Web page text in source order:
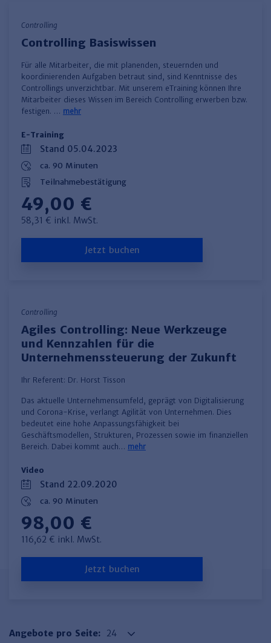
Controlling
Controlling Basiswissen
Für alle Mitarbeiter, die mit planenden, steuernden und
koordinierenden Aufgaben betraut sind, sind Kenntnisse des
Controllings unverzichtbar. Mit unserem eTraining können Ihre
Mitarbeiter dieses Wissen im Bereich Controlling erwerben bzw.
festigen. … mehr
E-Training
Stand 05.04.2023
ca. 90 Minuten
Teilnahmebestätigung
49,00 €
58,31 € inkl. MwSt.
Jetzt buchen
Controlling
Agiles Controlling: Neue Werkzeuge
und Kennzahlen für die
Unternehmenssteuerung der Zukunft
Ihr Referent: Dr. Horst Tisson
Das aktuelle Unternehmensumfeld, geprägt von Digitalisierung
und Corona-Krise, verlangt Agilität von Unternehmen. Dies
bedeutet eine hohe Anpassungsfähigkeit bei
Geschäftsmodellen, Strukturen, Prozessen sowie im finanziellen
Bereich. Dabei kommt auch… mehr
Video
Stand 22.09.2020
ca. 90 Minuten
98,00 €
116,62 € inkl. MwSt.
Jetzt buchen
Angebote pro Seite: